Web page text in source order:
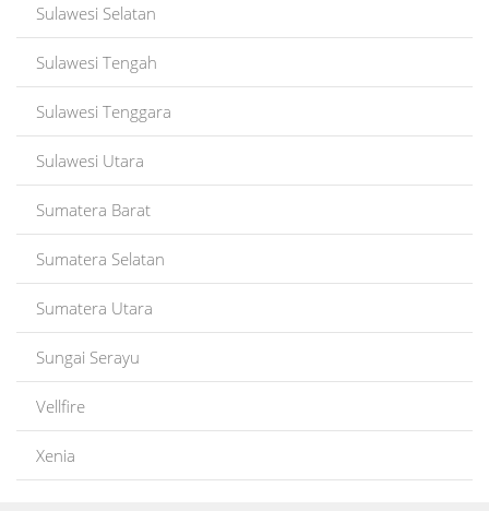
Sulawesi Selatan
Sulawesi Tengah
Sulawesi Tenggara
Sulawesi Utara
Sumatera Barat
Sumatera Selatan
Sumatera Utara
Sungai Serayu
Vellfire
Xenia